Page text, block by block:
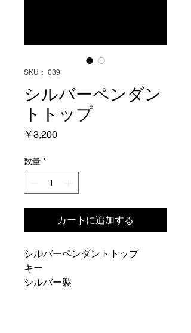
SKU： 039
シルバーペンダン
トトップ
￥3,200価
数量 *
カートに追加する
シルバーペンダントトップ
キー
シルバー製